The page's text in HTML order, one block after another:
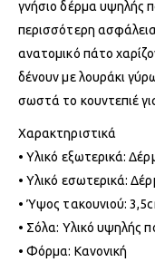
γνήσιο δέρμα υψηλής
περισσότερη
ανατομικό πάτο
δένουν με λουράκι
σωστά το κουντεπιέ
Χαρακτηριστικά
• Υλικό εξωτερικά:
• Υλικό εσωτερικά:
• Ύψος τακουνιού:
• Σόλα: Υλικό υψηλής
• Φόρμα: Κανονική